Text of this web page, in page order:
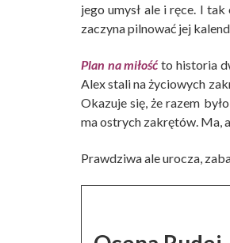
jego umysł ale i ręce. I
zaczyna pilnować jej
Plan na miłość to historia
Alex stali na życiowych
Okazuje się, że razem
ma ostrych zakrętów. Ma,
Prawdziwa ale urocza,